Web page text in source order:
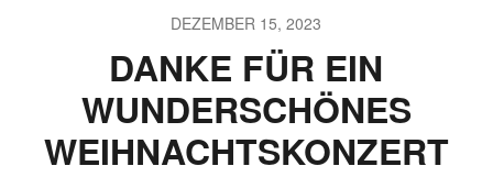
DEZEMBER 15, 2023
DANKE FÜR EIN
WUNDERSCHÖNES
WEIHNACHTSKONZERT